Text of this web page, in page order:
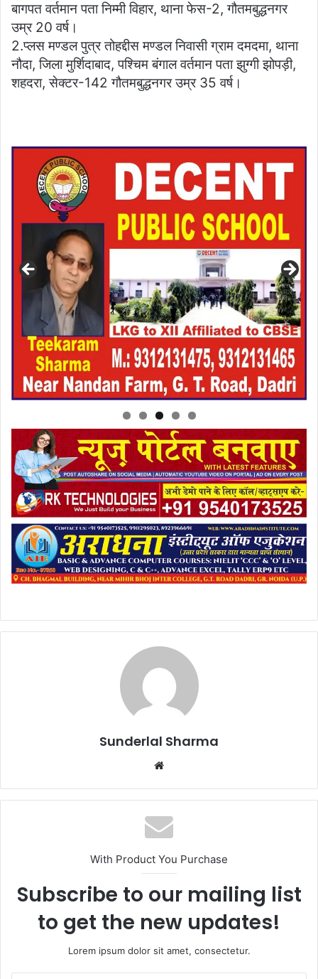
बागपत वर्तमान पता निम्मी विहार, थाना फेस-2, गौतमबुद्धनगर
उम्र 20 वर्ष।
2.प्लस मण्डल पुत्र तोहद्दीस मण्डल निवासी ग्राम दमदमा, थाना
नौदा, जिला मुर्शिदाबाद, पश्चिम बंगाल वर्तमान पता झुग्गी झोपड़ी,
शहदरा, सेक्टर-142 गौतमबुद्धनगर उम्र 35 वर्ष।
Sunderlal Sharma
Website
With Product You Purchase
Subscribe to our mailing list
to get the new updates!
Lorem ipsum dolor sit amet, consectetur.